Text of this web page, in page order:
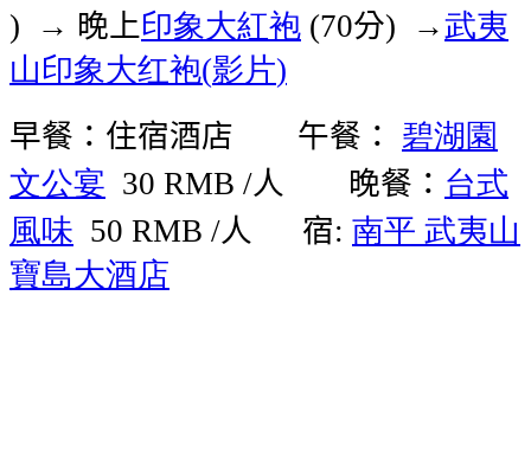
) → 晚上印象大紅袍 (70分) →武夷
山印象大红袍(影片)
早餐：住宿酒店 午餐： 碧湖園
文公宴 30 RMB /人 晚餐： 台式
風味 50 RMB /人 宿: 南平 武夷山
寶島大酒店